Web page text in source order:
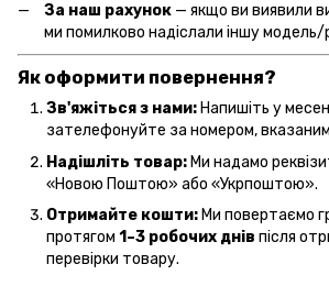
За наш рахунок — якщо ви виявили
ми помилково надіслали іншу модель/
Як оформити повернення?
Зв'яжіться з нами: Напишіть у
зателефонуйте за номером,
Надішліть товар: Ми надамо
«Новою Поштою» або «Укрпоштою».
Отримайте кошти: Ми повертаємо
протягом 1–3 робочих днів після
перевірки товару.